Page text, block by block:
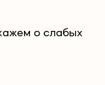
о слабых